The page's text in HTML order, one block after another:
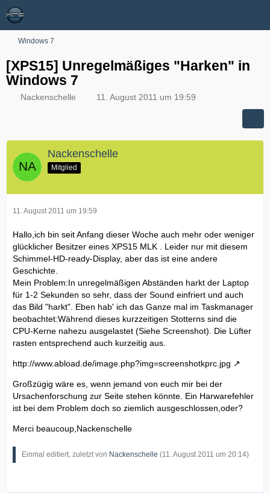
Windows 7
[XPS15] Unregelmäßiges "Harken" in
Windows 7
Nackenschelle 11. August 2011 um 19:59
Nackenschelle
Mitglied
11. August 2011 um 19:59
Hallo,ich bin seit Anfang dieser Woche auch mehr oder weniger
glücklicher Besitzer eines XPS15 MLK . Leider nur mit diesem
Schimmel-HD-ready-Display, aber das ist eine andere
Geschichte.
Mein Problem:In unregelmäßigen Abständen harkt der Laptop
für 1-2 Sekunden so sehr, dass der Sound einfriert und auch
das Bild "harkt". Eben hab' ich das Ganze mal im Taskmanager
beobachtet:Während dieses kurzzeitigen Stotterns sind die
CPU-Kerne nahezu ausgelastet (Siehe Screenshot). Die Lüfter
rasten entsprechend auch kurzeitig aus.
http://www.abload.de/image.php?img=screenshotkprc.jpg
Großzügig wäre es, wenn jemand von euch mir bei der
Ursachenforschung zur Seite stehen könnte. Ein Harwarefehler
ist bei dem Problem doch so ziemlich ausgeschlossen,oder?
Merci beaucoup,Nackenschelle
Einmal editiert, zuletzt von Nackenschelle (11. August 2011 um 20:14)